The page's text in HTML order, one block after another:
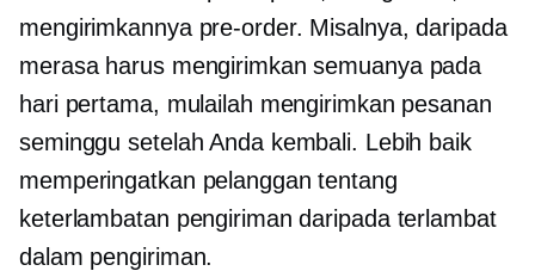
mengirimkannya pre-order. Misalnya, daripada
merasa harus mengirimkan semuanya pada
hari pertama, mulailah mengirimkan pesanan
seminggu setelah Anda kembali. Lebih baik
memperingatkan pelanggan tentang
keterlambatan pengiriman daripada terlambat
dalam pengiriman.